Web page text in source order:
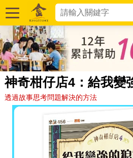
神奇柑仔店4：給我變
透過故事思考問題解決的方法